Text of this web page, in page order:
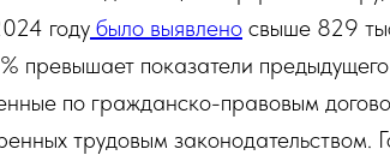
году было выявлено свыше 829
превышает показатели
по гражданско-правовым
трудовым законодательством.